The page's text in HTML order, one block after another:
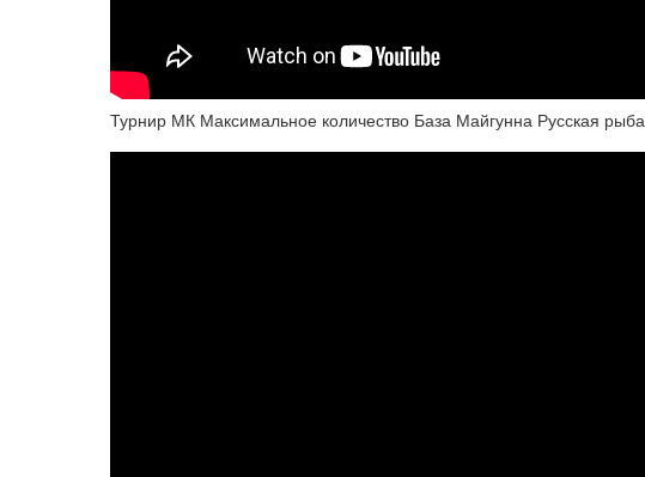
Турнир МК Максимальное количество База Майгунна Русская